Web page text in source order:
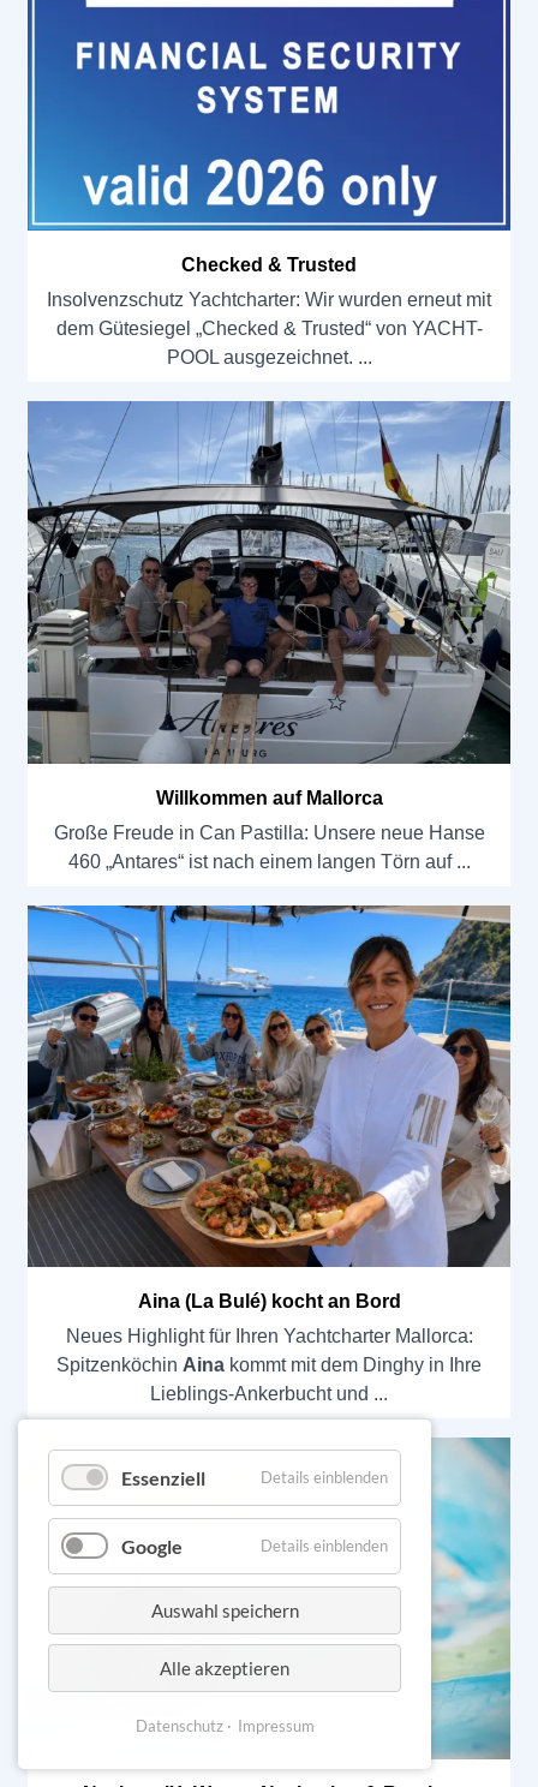
Checked & Trusted
Insolvenzschutz Yachtcharter: Wir wurden erneut mit
dem Gütesiegel „Checked & Trusted“ von YACHT-
POOL ausgezeichnet.
Willkommen auf Mallorca
Große Freude in Can Pastilla: Unsere neue Hanse
460 „Antares“ ist nach einem langen Törn auf
Aina (La Bulé) kocht an Bord
Neues Highlight für Ihren Yachtcharter Mallorca:
Spitzenköchin Aina kommt mit dem Dinghy in Ihre
Lieblings-Ankerbucht und
Essenziell Details einblenden
Google Details einblenden
Auswahl speichern
Alle akzeptieren
Datenschutz Impressum